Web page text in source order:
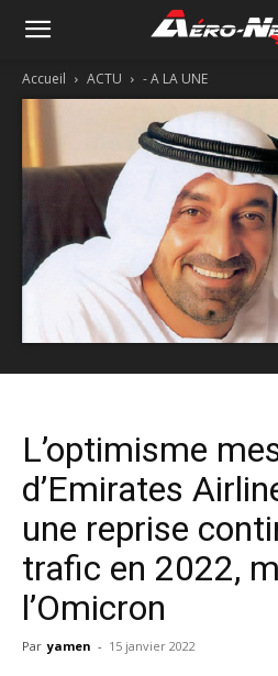
Accueil ACTU - A LA UNE
L’optimisme
d’Emirates
une reprise
trafic en 2022,
l’Omicron
Par yamen - 15 janvier 2022